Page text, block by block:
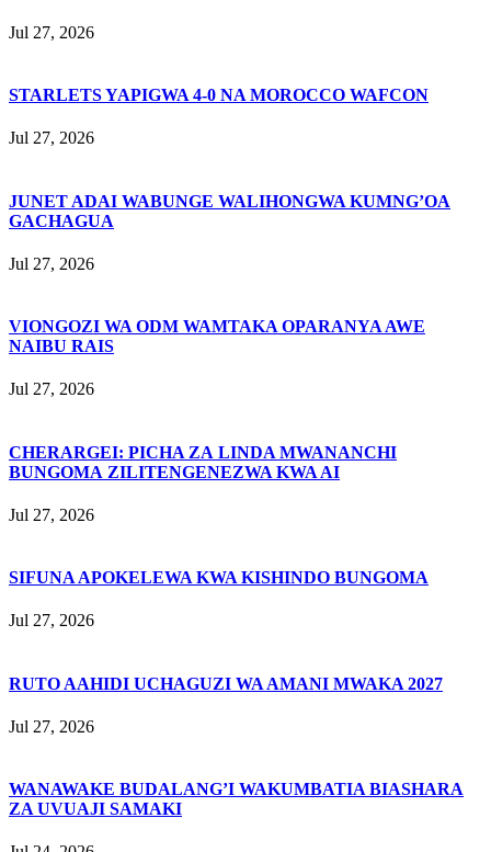
Jul 27, 2026
STARLETS YAPIGWA 4-0 NA MOROCCO WAFCON
Jul 27, 2026
JUNET ADAI WABUNGE WALIHONGWA KUMNG’OA
GACHAGUA
Jul 27, 2026
VIONGOZI WA ODM WAMTAKA OPARANYA AWE
NAIBU RAIS
Jul 27, 2026
CHERARGEI: PICHA ZA LINDA MWANANCHI
BUNGOMA ZILITENGENEZWA KWA AI
Jul 27, 2026
SIFUNA APOKELEWA KWA KISHINDO BUNGOMA
Jul 27, 2026
RUTO AAHIDI UCHAGUZI WA AMANI MWAKA 2027
Jul 27, 2026
WANAWAKE BUDALANG’I WAKUMBATIA BIASHARA
ZA UVUAJI SAMAKI